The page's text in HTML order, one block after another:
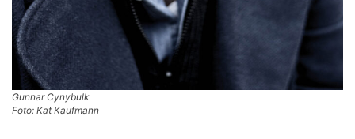
Gunnar Cynybulk
Foto: Kat Kaufmann